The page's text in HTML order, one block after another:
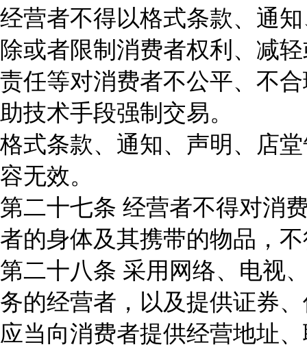
经营者不得以格式条款、通
除或者限制消费者权利、减
责任等对消费者不公平、不
助技术手段强制交易。
格式条款、通知、声明、店
容无效。
第二十七条 经营者不得对消
者的身体及其携带的物品，
第二十八条 采用网络、电视
务的经营者，以及提供证券
应当向消费者提供经营地址